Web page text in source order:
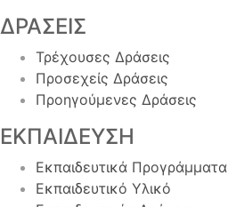
ΔΡΑΣΕΙΣ
Τρέχουσες Δράσεις
Προσεχείς Δράσεις
Προηγούμενες Δράσεις
ΕΚΠΑΙΔΕΥΣΗ
Εκπαιδευτικά Προγράμματα
Εκπαιδευτικό Υλικό